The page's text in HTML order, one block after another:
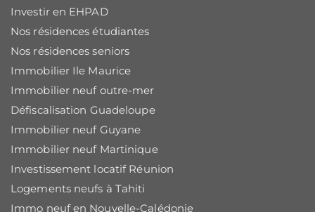
Investir en EHPAD
Nos résidences étudiantes
Nos résidences seniors
Immobilier Ile Maurice
Immobilier neuf outre-mer
Défiscalisation Guadeloupe
Immobilier neuf Guyane
Immobilier neuf Martinique
Investissement locatif Réunion
Logements neufs à Tahiti
Immo neuf en Nouvelle-Calédonie